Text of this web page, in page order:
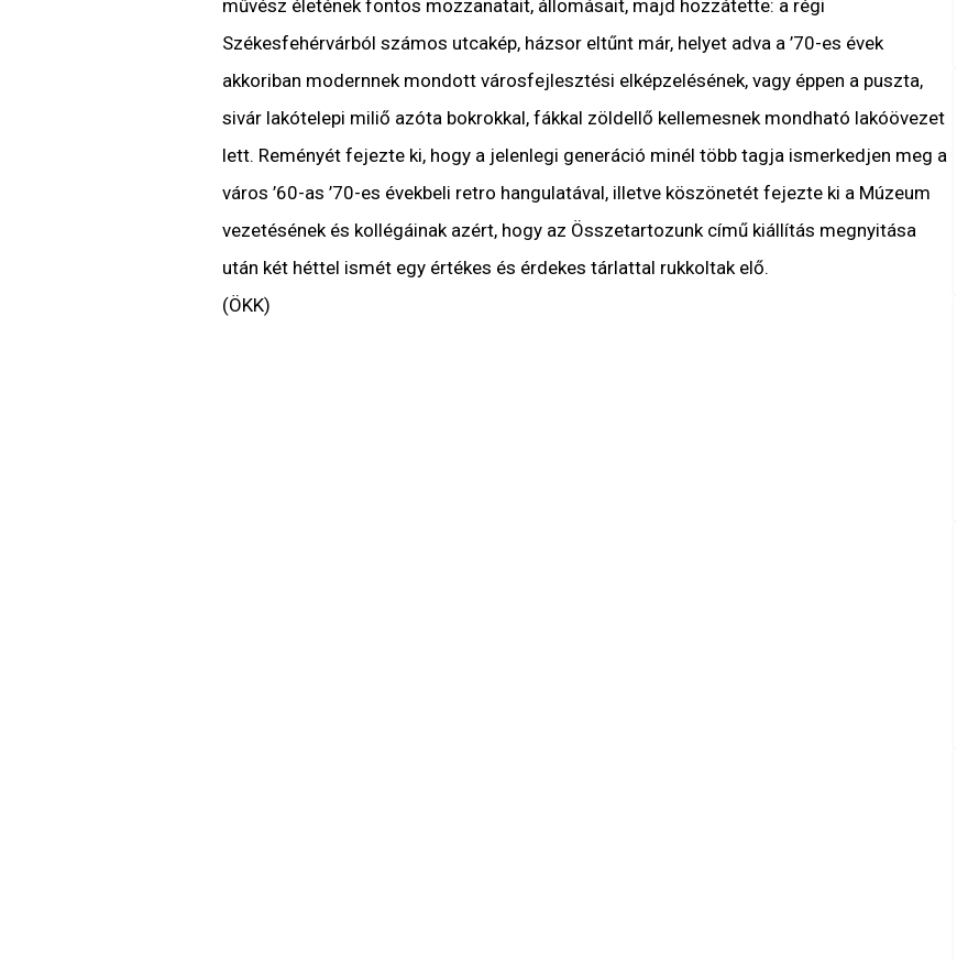
művész életének fontos mozzanatait, állomásait, majd hozzátette: a régi
Székesfehérvárból számos utcakép, házsor eltűnt már, helyet adva a ’70-es évek
akkoriban modernnek mondott városfejlesztési elképzelésének, vagy éppen a puszta,
sivár lakótelepi miliő azóta bokrokkal, fákkal zöldellő kellemesnek mondható lakóövezet
lett. Reményét fejezte ki, hogy a jelenlegi generáció minél több tagja ismerkedjen meg a
város ’60-as ’70-es évekbeli retro hangulatával, illetve köszönetét fejezte ki a Múzeum
vezetésének és kollégáinak azért, hogy az Összetartozunk című kiállítás megnyitása
után két héttel ismét egy értékes és érdekes tárlattal rukkoltak elő.
(ÖKK)